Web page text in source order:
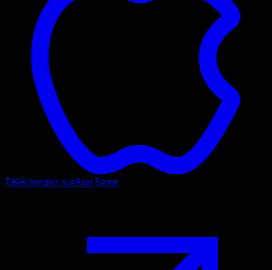
Téléchargez surApp Store